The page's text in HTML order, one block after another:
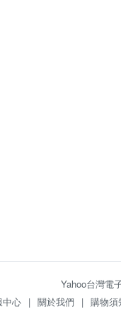
Yahoo台灣電
中心 | 關於我們 | 購物須